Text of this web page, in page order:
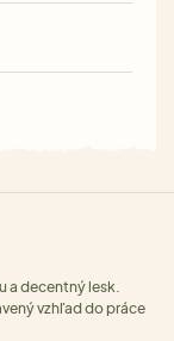
a decentný lesk.
vzhľad do práce